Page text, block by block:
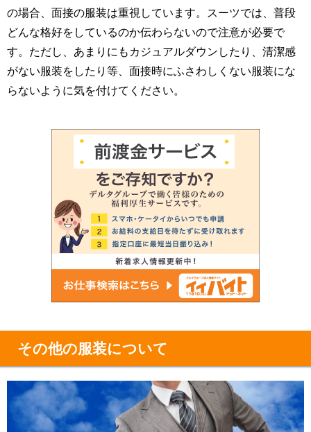
の場合、面接の服装は重視しています。スーツでは、普段
どんな格好をしているのか伝わらないので注意が必要で
す。ただし、あまりにもカジュアルダウンしたり、清潔感
がない服装をしたり等、面接時にふさわしくない服装にな
らないように気を付けてください。
その他の服装について